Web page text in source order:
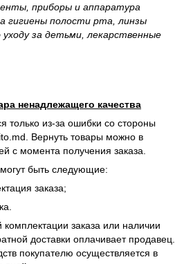
приборы и аппаратура
гигиены полости рта, линзы
за детьми, лекарственные
ненадлежащего качества
только из-за ошибки со стороны
Вернуть товары можно в
с момента получения заказа.
быть следующие:
заказа;
заказа или наличии
доставки оплачивает продавец.
покупателю осуществляется в